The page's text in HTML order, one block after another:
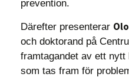
prevention.
Därefter presenterar
och doktorand på
framtagandet av ett
som tas fram för